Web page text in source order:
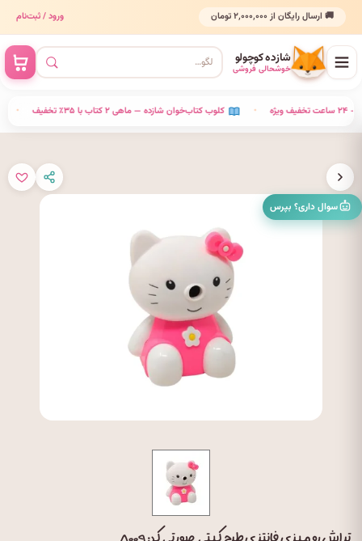
🚚 ارسال رایگان از ۲٬۰۰۰٬۰۰۰ تومان ورود / ثبت‌نام
شازده کوچولو
خوشحالی فروشی
کلوب کتاب‌خوان شازده — ماهی ۲ کتاب با ۳۵٪ تخفیف • ۲۴ ساعت تخفیف ویژه
سوال داری؟ بپرس